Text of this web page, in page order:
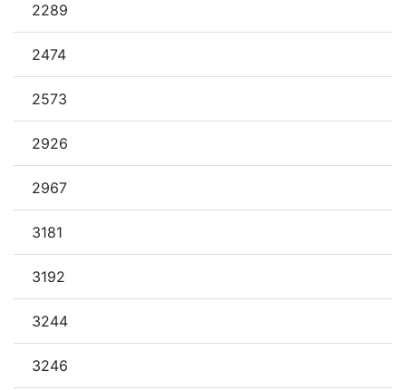
2289
2474
2573
2926
2967
3181
3192
3244
3246